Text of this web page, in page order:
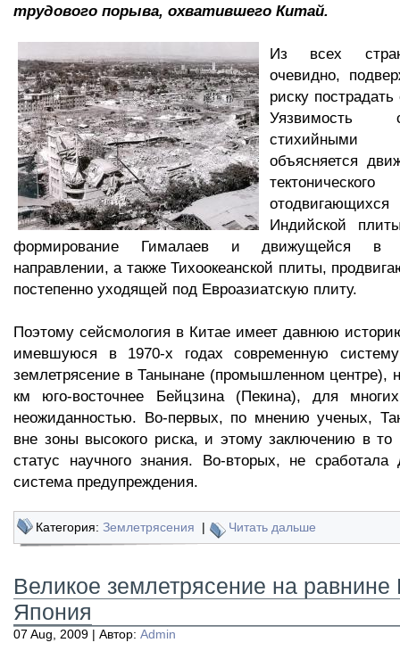
трудового порыва, охватившего Китай.
Из всех
очевидно,
риску
Уязвимость
объясняется
Индийской
формирование Гималаев и движущейся в
направлении, а также Тихоокеанской плиты,
постепенно уходящей под Евроазиатскую плиту.
Поэтому сейсмология в Китае имеет давнюю
имевшуюся в 1970-х годах современную систему
землетрясение в Танынане (промышленном центре),
км юго-восточнее Бейцзина (Пекина), для
неожиданностью. Во-первых, по мнению ученых,
вне зоны высокого риска, и этому заключению в то
статус научного знания. Во-вторых, не
система предупреждения.
Категория: Землетрясения | Читать дальше
Великое землетрясение на равнине
Япония
07 Aug, 2009 | Автор: Admin